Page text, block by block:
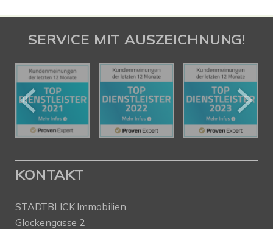
SERVICE MIT AUSZEICHNUNG!
KONTAKT
STADTBLICK Immobilien
Glockengasse 2